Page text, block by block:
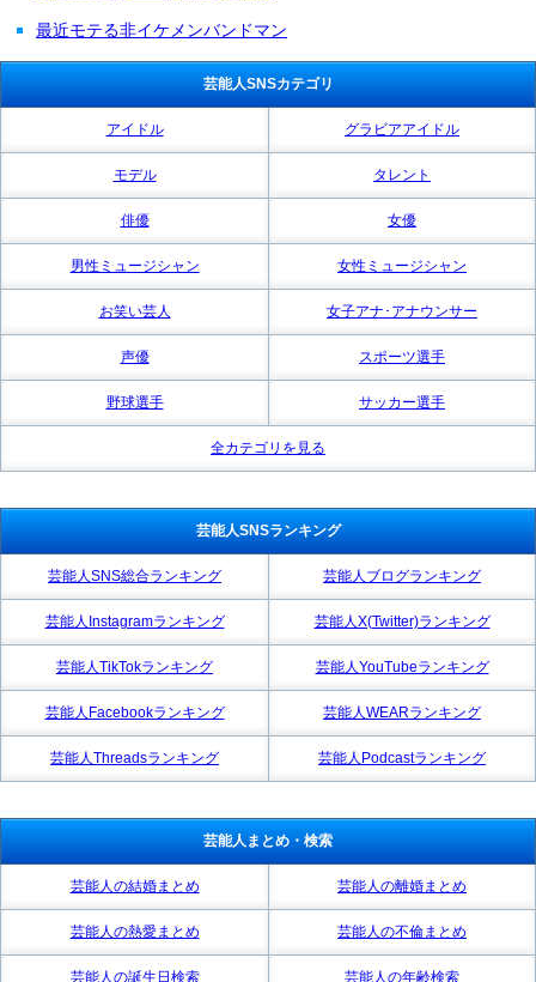
最近モテる非イケメンバンドマン
芸能人SNSカテゴリ
アイドル グラビアアイドル
モデル タレント
俳優 女優
男性ミュージシャン 女性ミュージシャン
お笑い芸人 女子アナ･アナウンサー
声優 スポーツ選手
野球選手 サッカー選手
全カテゴリを見る
芸能人SNSランキング
芸能人SNS総合ランキング 芸能人ブログランキング
芸能人Instagramランキング 芸能人X(Twitter)ランキング
芸能人TikTokランキング 芸能人YouTubeランキング
芸能人Facebookランキング 芸能人WEARランキング
芸能人Threadsランキング 芸能人Podcastランキング
芸能人まとめ・検索
芸能人の結婚まとめ 芸能人の離婚まとめ
芸能人の熱愛まとめ 芸能人の不倫まとめ
芸能人の誕生日検索 芸能人の年齢検索